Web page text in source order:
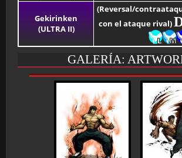
Gekirinken
(ULTRA II)
(Reversal/
con el ataque rival)
GALERÍA: